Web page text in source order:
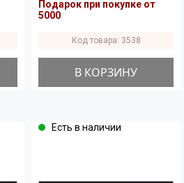
Подарок при покупке от
5000
Код товара: 3538
В КОРЗИНУ
Есть в наличии